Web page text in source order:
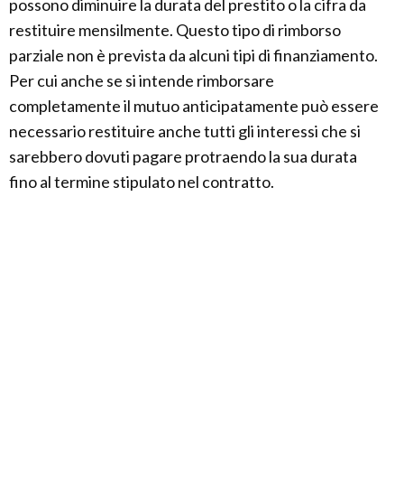
possono diminuire la durata del prestito o la cifra da
restituire mensilmente. Questo tipo di rimborso
parziale non è prevista da alcuni tipi di finanziamento.
Per cui anche se si intende rimborsare
completamente il mutuo anticipatamente può essere
necessario restituire anche tutti gli interessi che si
sarebbero dovuti pagare protraendo la sua durata
fino al termine stipulato nel contratto.